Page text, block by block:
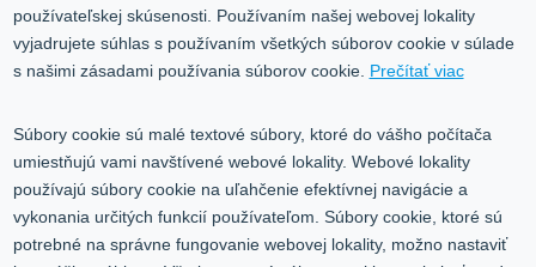
Služby
Kontakt
Blog
Kontakt
Volgogradská 9, 08001 Prešov
0917 353 303
používateľskej skúsenosti. Používaním našej webovej lokality
vyjadrujete súhlas s používaním všetkých súborov cookie v súlade
s našimi zásadami používania súborov cookie. Prečítať viac
Súbory cookie sú malé textové súbory, ktoré do vášho počítača
umiestňujú vami navštívené webové lokality. Webové lokality
používajú súbory cookie na uľahčenie efektívnej navigácie a
vykonania určitých funkcií používateľom. Súbory cookie, ktoré sú
potrebné na správne fungovanie webovej lokality, možno nastaviť